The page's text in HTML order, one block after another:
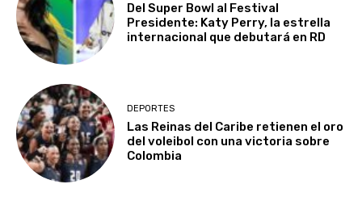
Del Super Bowl al Festival
Presidente: Katy Perry, la estrella
internacional que debutará en RD
DEPORTES
Las Reinas del Caribe retienen el oro
del voleibol con una victoria sobre
Colombia